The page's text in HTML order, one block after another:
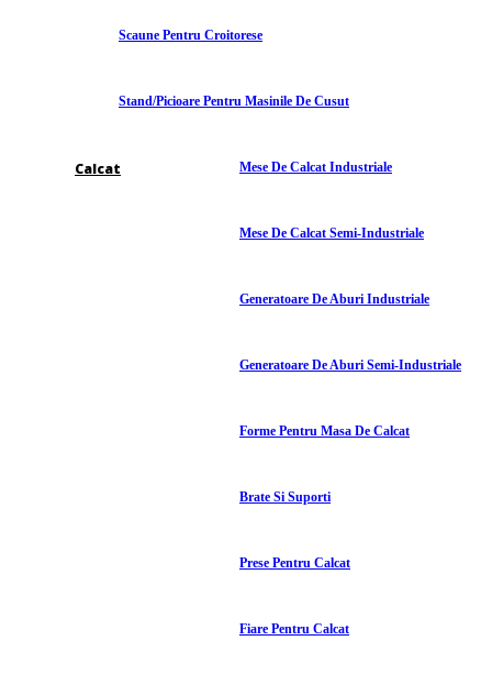
Scaune Pentru Croitorese
Stand/picioare Pentru Masinile De Cusut
Calcat Mese De Calcat Industriale
Mese De Calcat Semi-Industriale
Generatoare De Aburi Industriale
Generatoare De Aburi Semi-Industriale
Forme Pentru Masa De Calcat
Brate Si Suporti
Prese Pentru Calcat
Fiare Pentru Calcat